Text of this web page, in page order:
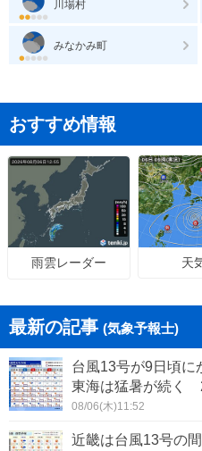
川場村
みなかみ町
おすすめ情報
雨雲レーダー 天
最新の記事 (気象予報士)
台風13号が9日頃
東海は猛暑が続く
08/06(木)11:52
近畿は台風13号の